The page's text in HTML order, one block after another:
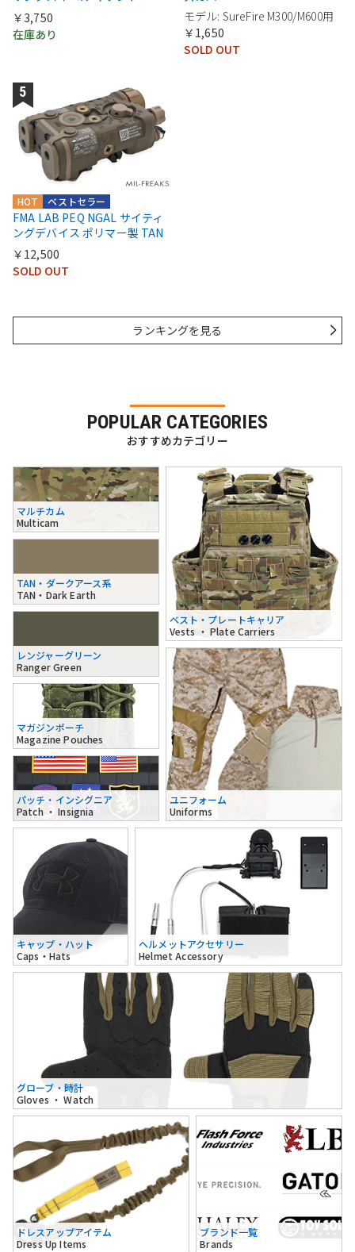
￥3,750
在庫あり
モデル: SureFire M300/M600用
￥1,650
SOLD OUT
ベストセラー
HOT
FMA LAB PEQ NGAL サイティ
ングデバイス ポリマー製 TAN
￥12,500
SOLD OUT
ランキングを見る
POPULAR CATEGORIES
おすすめカテゴリー
マルチカム
Multicam
TAN・ダークアース系
TAN・Dark Earth
レンジャーグリーン
Ranger Green
ベスト・プレートキャリア
Vests ・ Plate Carriers
マガジンポーチ
Magazine Pouches
パッチ・インシグニア
Patch ・ Insignia
ユニフォーム
Uniforms
キャップ・ハット
Caps・Hats
ヘルメットアクセサリー
Helmet Accessory
グローブ・時計
Gloves ・ Watch
ドレスアップアイテム
Dress Up Items
ブランド一覧
Brands